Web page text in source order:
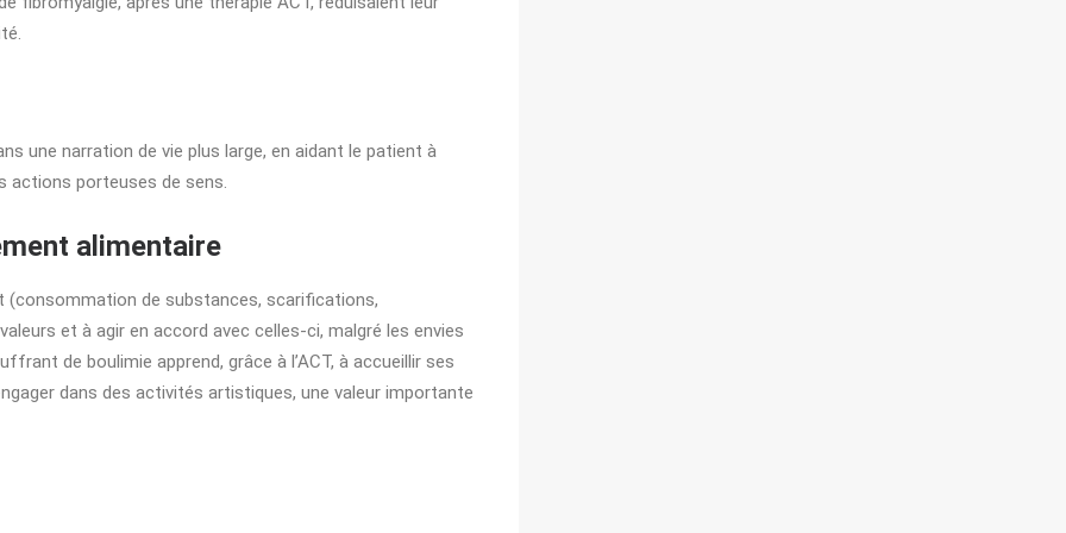
une narration de vie plus large, en aidant le patient à
actions porteuses de sens.
alimentaire
(consommation de substances, scarifications,
et à agir en accord avec celles-ci, malgré les envies
de boulimie apprend, grâce à l’ACT, à accueillir ses
dans des activités artistiques, une valeur importante